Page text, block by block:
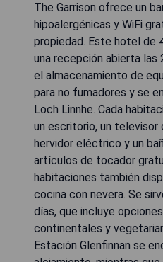
The Garrison ofrece un
hipoalergénicas y WiFi
propiedad. Este hotel de
una recepción abierta las
el almacenamiento de
para no fumadores y se
Loch Linnhe. Cada
un escritorio, un televisor
hervidor eléctrico y un
artículos de tocador
habitaciones también
cocina con nevera. Se
días, que incluye
continentales y
Estación Glenfinnan se